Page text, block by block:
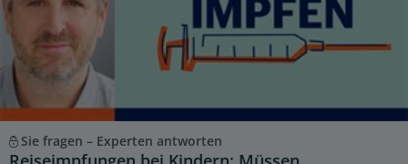
Sie fragen – Experten antworten